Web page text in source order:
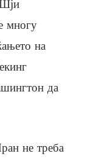
многу
на
да
не треба